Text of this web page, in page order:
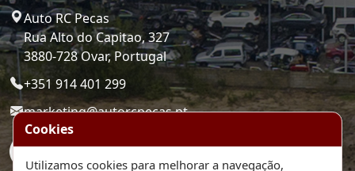
Auto RC Pecas
Rua Alto do Capitao, 327
3880-728 Ovar, Portugal
+351 914 401 299
marketing@autorcpecas.pt
Cookies
Utilizamos cookies para melhorar a navegação,